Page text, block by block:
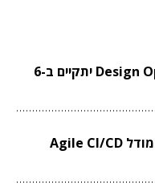
וובינר סינופסיס ל-Design Optimization יתקיים ב-6
וובינר סינופסיס לתכנון שבבים במודל Agile CI/CD